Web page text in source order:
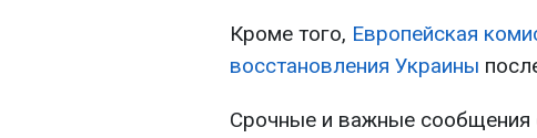
Кроме того, Европейская
восстановления Украины
Срочные и важные сообщения